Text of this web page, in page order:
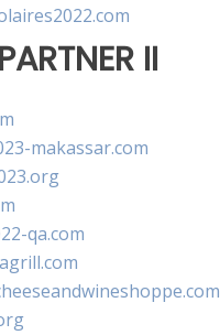
II
makassar.com
qa.com